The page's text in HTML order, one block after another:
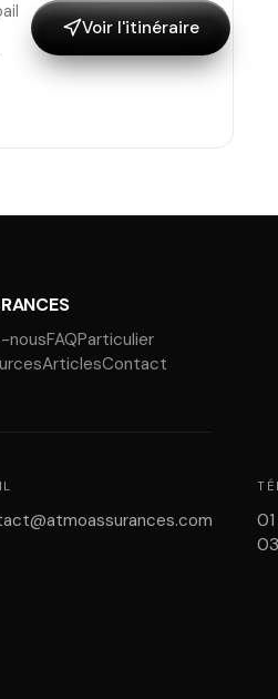
Voir l'itinéraire
nousFAQParticulier
ArticlesContact
03